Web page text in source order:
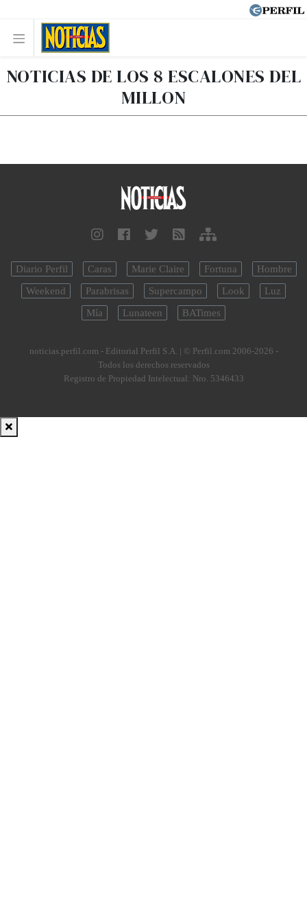
NOTICIAS DE LOS 8 ESCALONES DEL
MILLON
Diario Perfil Caras Marie Claire Fortuna
Hombre
Weekend
Parabrisas Supercampo Look
Luz
Mía
Lunateen BATimes
noticias.perfil.com - Editorial Perfil S.A. | © Perfil.com 2006-2026 -
Todos los derechos reservados
Registro de Propiedad Intelectual: Nro. 5346433